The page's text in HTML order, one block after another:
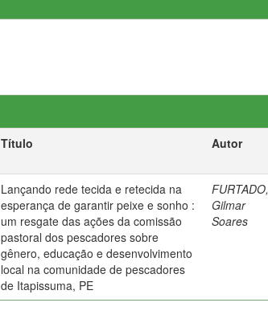
Título Autor
Lançando rede tecida e retecida na
esperança de garantir peixe e sonho :
um resgate das ações da comissão
pastoral dos pescadores sobre
gênero, educação e desenvolvimento
local na comunidade de pescadores
de Itapissuma, PE
FURTADO,
Gilmar
Soares